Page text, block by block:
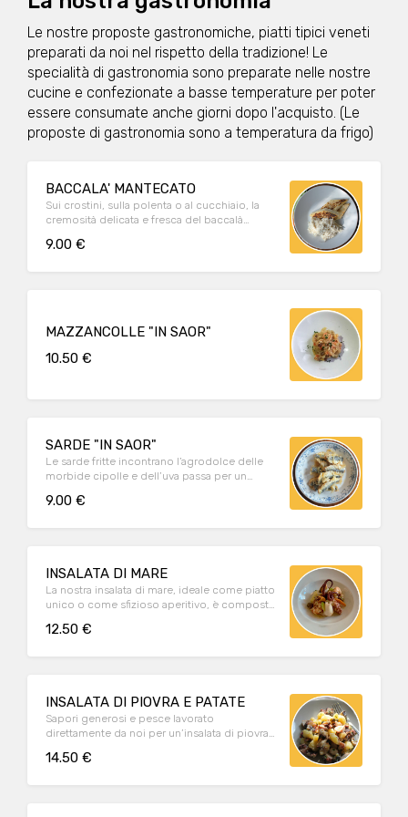
Le nostre proposte gastronomiche, piatti tipici veneti
preparati da noi nel rispetto della tradizione! Le
specialità di gastronomia sono preparate nelle nostre
cucine e confezionate a basse temperature per poter
essere consumate anche giorni dopo l'acquisto. (Le
proposte di gastronomia sono a temperatura da frigo)
BACCALA' MANTECATO
Sui crostini, sulla polenta o al cucchiaio, la
cremosità delicata e fresca del baccalà
9.00 €
MAZZANCOLLE "IN SAOR"
10.50 €
SARDE "IN SAOR"
Le sarde fritte incontrano l’agrodolce delle
morbide cipolle e dell’uva passa per un
9.00 €
INSALATA DI MARE
La nostra insalata di mare, ideale come piatto
unico o come sfizioso aperitivo, è composta
12.50 €
INSALATA DI PIOVRA E PATATE
Sapori generosi e pesce lavorato
direttamente da noi per un’insalata di piovra
14.50 €